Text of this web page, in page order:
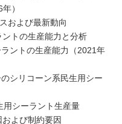
）
および最新動向
トの生産能力と分析
ントの生産能力（2021年
シリコーン系民生用シー
用シーラント生産量
よび制約要因